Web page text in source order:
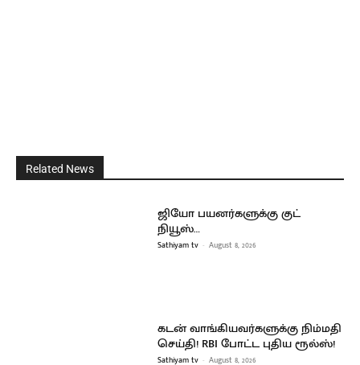
Related News
ஜியோ பயனர்களுக்கு குட்
நியூஸ்…
Sathiyam tv - August 8, 2026
கடன் வாங்கியவர்களுக்கு நிம்மதி
செய்தி! RBI போட்ட புதிய ரூல்ஸ்!
Sathiyam tv - August 8, 2026